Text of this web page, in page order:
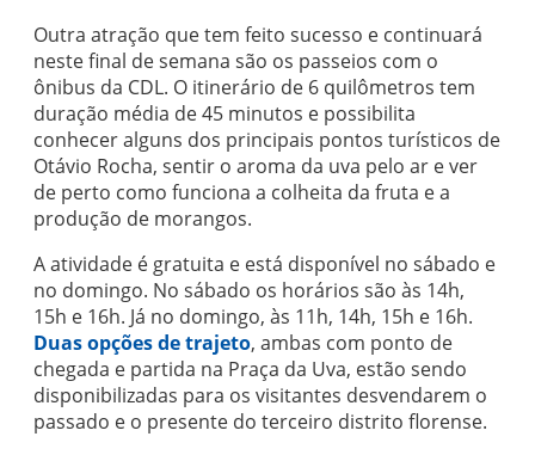
Outra atração que tem feito sucesso e continuará
neste final de semana são os passeios com o
ônibus da CDL. O itinerário de 6 quilômetros tem
duração média de 45 minutos e possibilita
conhecer alguns dos principais pontos turísticos de
Otávio Rocha, sentir o aroma da uva pelo ar e ver
de perto como funciona a colheita da fruta e a
produção de morangos.
A atividade é gratuita e está disponível no sábado e
no domingo. No sábado os horários são às 14h,
15h e 16h. Já no domingo, às 11h, 14h, 15h e 16h.
Duas opções de trajeto, ambas com ponto de
chegada e partida na Praça da Uva, estão sendo
disponibilizadas para os visitantes desvendarem o
passado e o presente do terceiro distrito florense.